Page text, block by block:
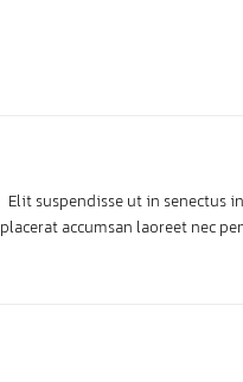
Elit suspendisse ut in senectus
placerat accumsan laoreet nec